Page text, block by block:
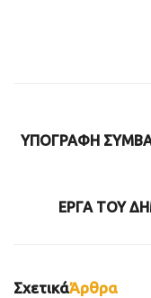
ΥΠΟΓΡΑΦΗ
ΕΡΓΑ ΤΟΥ
ΣχετικάΆρθρα